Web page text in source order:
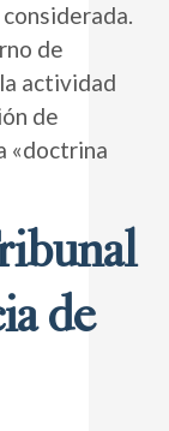
de
actividad
de
«doctrina
de